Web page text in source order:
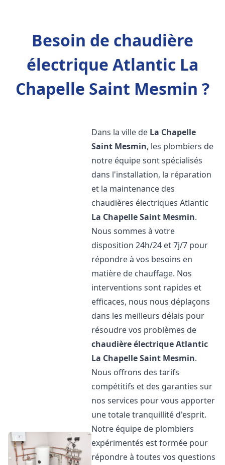
Besoin de chaudière
électrique Atlantic La
Chapelle Saint Mesmin ?
Dans la ville de La Chapelle
Saint Mesmin, les plombiers de
notre équipe sont spécialisés
dans l'installation, la réparation
et la maintenance des
chaudières électriques Atlantic
La Chapelle Saint Mesmin.
Nous sommes à votre
disposition 24h/24 et 7j/7 pour
répondre à vos besoins en
matière de chauffage. Nos
interventions sont rapides et
efficaces, nous nous déplaçons
dans les meilleurs délais pour
résoudre vos problèmes de
chaudière électrique Atlantic
La Chapelle Saint Mesmin.
Nous offrons des tarifs
compétitifs et des garanties sur
nos services pour vous apporter
une totale tranquillité d'esprit.
Notre équipe de plombiers
expérimentés est formée pour
répondre à toutes vos questions